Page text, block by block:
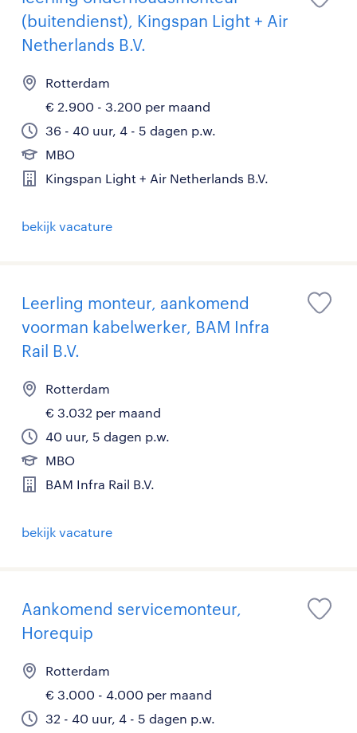
(buitendienst), Kingspan Light + Air
Netherlands B.V.
Rotterdam
€ 2.900 - 3.200 per maand
36 - 40 uur, 4 - 5 dagen p.w.
MBO
Kingspan Light + Air Netherlands B.V.
bekijk vacature
Leerling monteur, aankomend
voorman kabelwerker, BAM Infra
Rail B.V.
Rotterdam
€ 3.032 per maand
40 uur, 5 dagen p.w.
MBO
BAM Infra Rail B.V.
bekijk vacature
Aankomend servicemonteur,
Horequip
Rotterdam
€ 3.000 - 4.000 per maand
32 - 40 uur, 4 - 5 dagen p.w.